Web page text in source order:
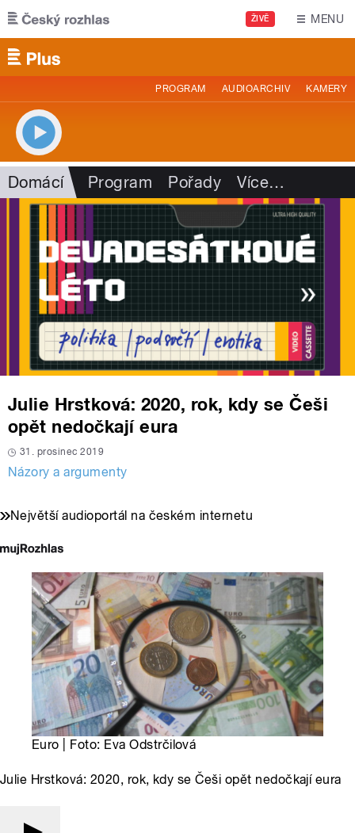
Přejít k hlavnímu obsahu
ŽIVĚ MENU
PROGRAM AUDIOARCHIV KAMERY
Domácí Program Pořady Více…
Julie Hrstková: 2020, rok, kdy se Češi
opět nedočkají eura
31. prosinec 2019
Názory a argumenty
Největší audioportál na českém internetu
Euro | Foto: Eva Odstrčilová
Julie Hrstková: 2020, rok, kdy se Češi opět nedočkají eura